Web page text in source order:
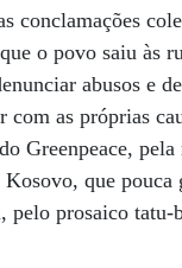
conclamações
o povo saiu às
abusos e
as próprias
Greenpeace,
que
prosaico tatu-